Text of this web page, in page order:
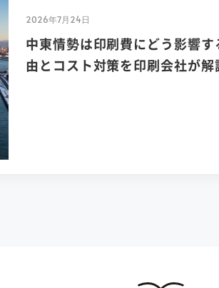
2026年7月24日
中東情勢は印刷費にどう影響
由とコスト対策を印刷会社が解